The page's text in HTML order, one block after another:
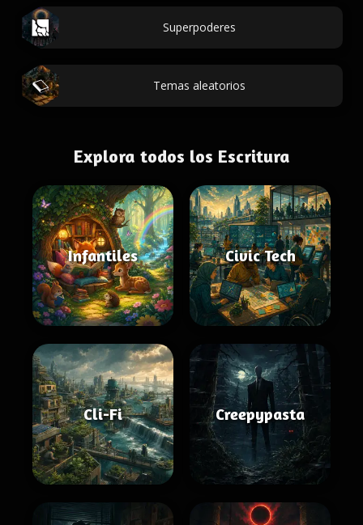
Superpoderes
Temas aleatorios
Explora todos los Escritura
Infantiles Civic Tech
Cli-Fi Creepypasta